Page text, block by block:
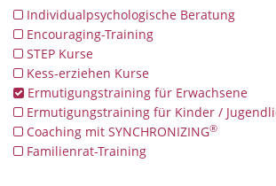
Individualpsychologische Beratung
Encouraging-Training
STEP Kurse
Kess-erziehen Kurse
Ermutigungstraining für Erwachsene
Ermutigungstraining für Kinder /
Coaching mit SYNCHRONIZING®
Familienrat-Training